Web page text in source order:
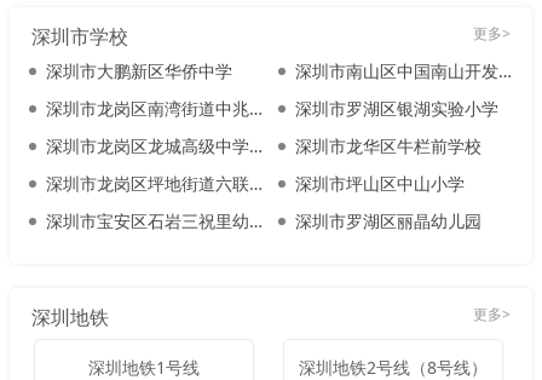
深圳市学校 更多>
深圳市大鹏新区华侨中学
深圳市南山区中国南山开发（集团）股份有限公司幼儿园
深圳市龙岗区南湾街道中兆幼儿园
深圳市罗湖区银湖实验小学
深圳市龙岗区龙城高级中学（教育集团）龙城创新学校
深圳市龙华区牛栏前学校
深圳市龙岗区坪地街道六联第一幼儿园
深圳市坪山区中山小学
深圳市宝安区石岩三祝里幼儿园
深圳市罗湖区丽晶幼儿园
深圳地铁 更多>
深圳地铁1号线 深圳地铁2号线（8号线）